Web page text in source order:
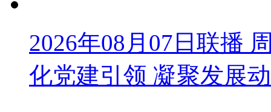
2026年08月07日联播
化党建引领 凝聚发展